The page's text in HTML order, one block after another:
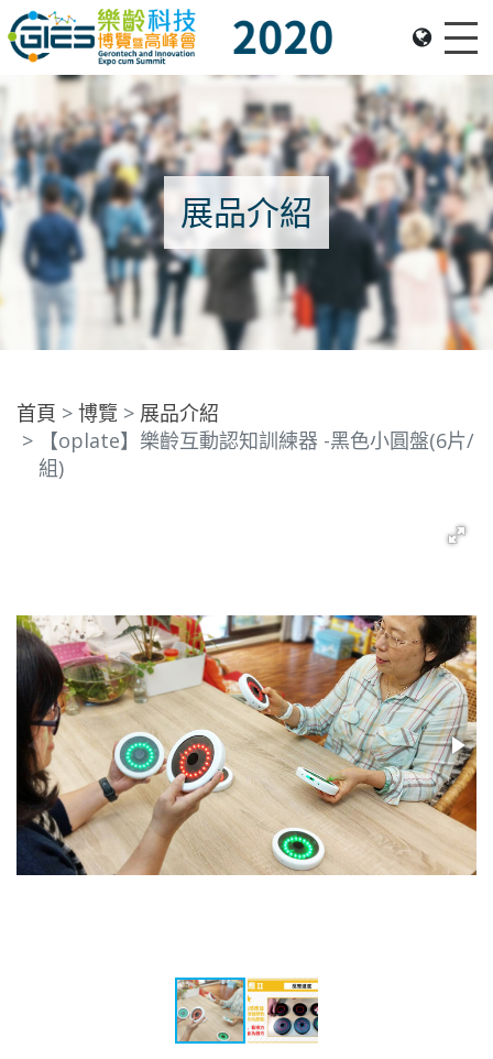
Date: Expo: 21-24 Nov 2020, Summit: 20 Nov 2020, Venue: Hall 1A-C, HKCEC
展品介紹
首頁 博覽
展品介紹
【oplate】樂齡互動認知訓練器 -黑色小圓盤(6片/
組)